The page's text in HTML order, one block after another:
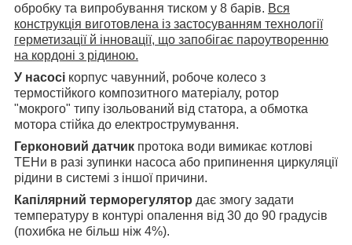
обробку та випробування тиском у 8 барів. Вся
конструкція виготовлена із застосуванням технології
герметизації й інновації, що запобігає пароутворенню
на кордоні з рідиною.
У насосі корпус чавунний, робоче колесо з
термостійкого композитного матеріалу, ротор
"мокрого" типу ізольований від статора, а обмотка
мотора стійка до електрострумування.
Герконовий датчик протока води вимикає котлові
ТЕНи в разі зупинки насоса або припинення циркуляції
рідини в системі з іншої причини.
Капілярний терморегулятор дає змогу задати
температуру в контурі опалення від 30 до 90 градусів
(похибка не більш ніж 4%).